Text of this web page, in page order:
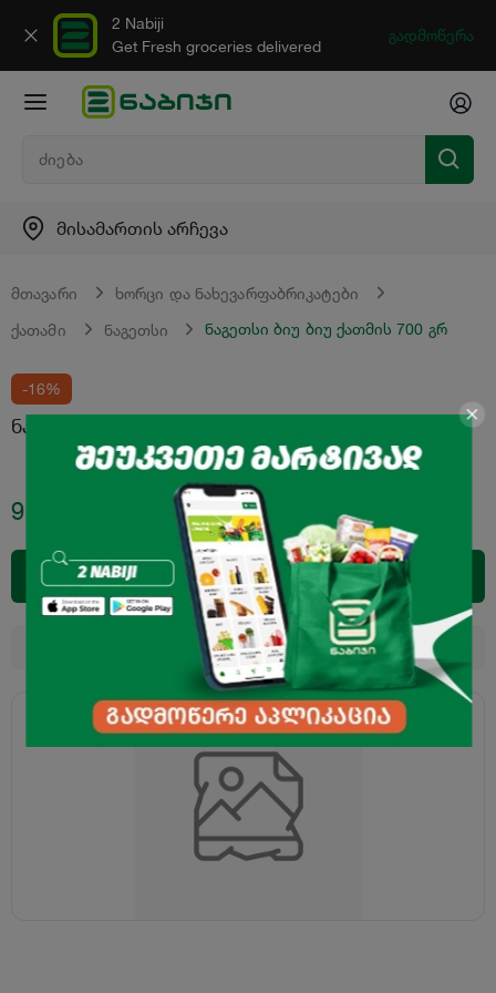
2 Nabiji
Get Fresh groceries delivered
გადმოწერა
მისამართის არჩევა
მთავარი ხორცი და ნახევარფაბრიკატები
ქათამი ნაგეთსი ნაგეთსი ბიუ ბიუ ქათმის 700 გრ
-16%
ნაგეთსი "ბიუ ბიუ" ქათმის 700 გრ
9.99
დამატება